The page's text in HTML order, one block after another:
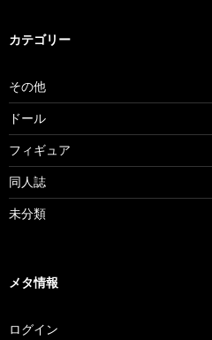
ブ
カテゴリー
その他
ドール
フィギュア
同人誌
未分類
メタ情報
ログイン